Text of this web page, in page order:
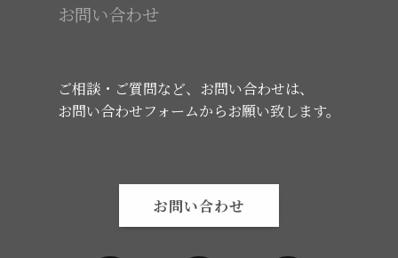
お問い合わせ
ご相談・ご質問など、お問い合わせは、
お問い合わせフォームからお願い致します。
お問い合わせ